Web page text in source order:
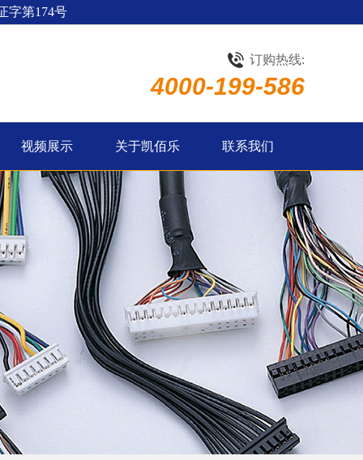
字第174号
订购热线:
4000-199-586
视频展示 关于凯佰乐 联系我们